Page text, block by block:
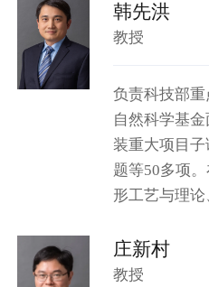
韩先洪
教授
负责科技部
自然科学基
装重大项目
题等50多项
形工艺与理
得上海市优秀
人才、中国产
庄新村
教授